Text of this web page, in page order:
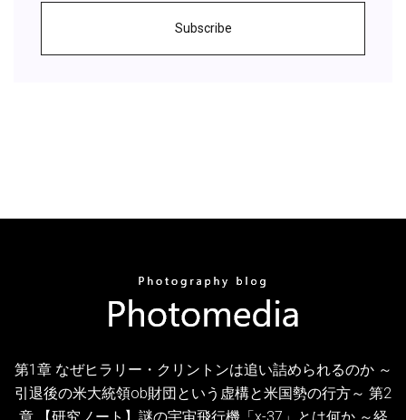
Subscribe
第1章 なぜヒラリー・クリントンは追い詰められるのか ～
引退後の米大統領ob財団という虚構と米国勢の行方～ 第2